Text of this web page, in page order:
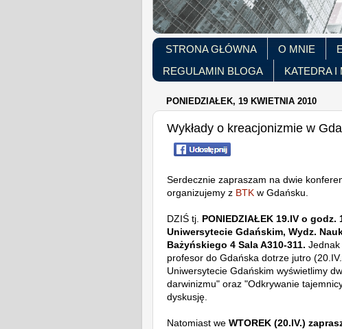
STRONA GŁÓWNA O MNIE
REGULAMIN BLOGA
KATEDRA I
PONIEDZIAŁEK, 19 KWIETNIA 2010
Wykłady o kreacjonizmie w
Serdecznie zapraszam na dwie
organizujemy z BTK w Gdańsku.
DZIŚ tj. PONIEDZIAŁEK 19.IV o godz.
Uniwersytecie Gdańskim, Wydz.
Bażyńskiego 4 Sala A310-311. Jednak
profesor do Gdańska dotrze jutro
Uniwersytecie Gdańskim wyświetlimy
darwinizmu" oraz "Odkrywanie
dyskusję.
Natomiast we WTOREK (20.IV.)